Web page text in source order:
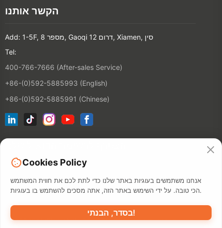
הקשר אותנו
Add: 1-5F, מספר 8, Gaoqi דרום 12, Xiamen, סין
Tel:
400-766-7666 (After-sales Service)
+86-(0)592-5885993 (English)
+86-(0)592-5885991 (Chinese)
©2026 XIAMEN HANIN CO., LTD. מדיניות פרטיות תנאי השימוש מאפ
Cookies Policy
אנחנו משתמשים בעוגיות באתר שלנו כדי לתת לכם את חווית המשתמש
הכי טובה. על ידי השימוש באתר הזה, אתה מסכים להשתמש בו בעוגיות.
בסדר, הבנתי!